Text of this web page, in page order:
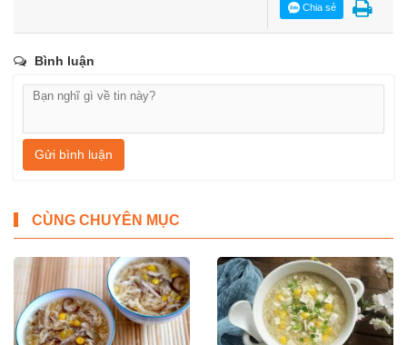
Chia sẻ
Bình luận
Gửi bình luận
CÙNG CHUYÊN MỤC